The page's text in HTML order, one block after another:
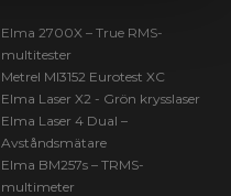
Elma 2700X – True RMS-
multitester
Metrel MI3152 Eurotest XC
Elma Laser X2 - Grön krysslaser
Elma Laser 4 Dual –
Avståndsmätare
Elma BM257s – TRMS-
multimeter